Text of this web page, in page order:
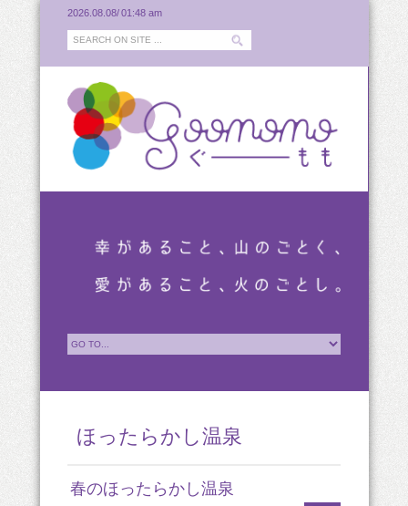
2026.08.08/01:48 am
ほったらかし温泉
春のほったらかし温泉